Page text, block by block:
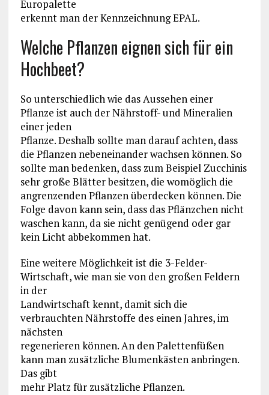
Europalette
erkennt man der Kennzeichnung EPAL.
Welche Pflanzen eignen sich für ein
Hochbeet?
So unterschiedlich wie das Aussehen einer
Pflanze ist auch der Nährstoff- und Mineralien
einer jeden
Pflanze. Deshalb sollte man darauf achten, dass
die Pflanzen nebeneinander wachsen können. So
sollte man bedenken, dass zum Beispiel Zucchinis
sehr große Blätter besitzen, die womöglich die
angrenzenden Pflanzen überdecken können. Die
Folge davon kann sein, dass das Pflänzchen nicht
waschen kann, da sie nicht genügend oder gar
kein Licht abbekommen hat.
Eine weitere Möglichkeit ist die 3-Felder-
Wirtschaft, wie man sie von den großen Feldern
in der
Landwirtschaft kennt, damit sich die
verbrauchten Nährstoffe des einen Jahres, im
nächsten
regenerieren können. An den Palettenfüßen
kann man zusätzliche Blumenkästen anbringen.
Das gibt
mehr Platz für zusätzliche Pflanzen.